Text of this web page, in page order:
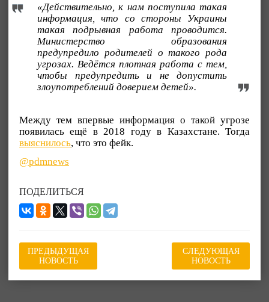
«Действительно, к нам поступила такая
информация, что со стороны Украины
такая подрывная работа проводится.
Министерство образования
предупредило родителей о такого рода
угрозах. Ведётся плотная работа с тем,
чтобы предупредить и не допустить
злоупотреблений доверием детей».
Между тем впервые информация о такой угрозе
появилась ещё в 2018 году в Казахстане. Тогда
выяснилось, что это фейк.
@pdmnews
ПОДЕЛИТЬСЯ
ПРЕДЫДУЩАЯ
НОВОСТЬ
СЛЕДУЮЩАЯ
НОВОСТЬ